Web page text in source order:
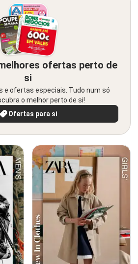
ofertas perto de
si
e ofertas especiais. Tudo num só
o melhor perto de si!
Ofertas para si